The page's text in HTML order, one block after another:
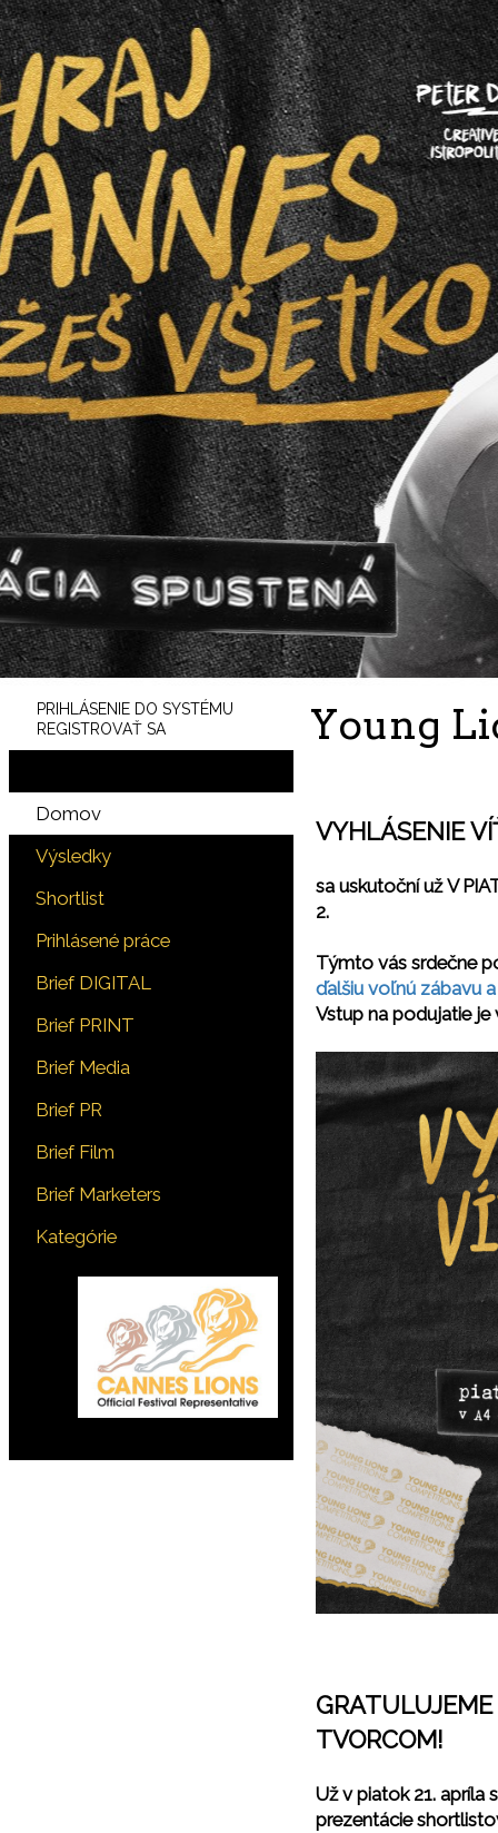
PRIHLÁSENIE DO SYSTÉMU
REGISTROVAŤ SA
Domov
Výsledky
Shortlist
Prihlásené práce
Brief DIGITAL
Brief PRINT
Brief Media
Brief PR
Brief Film
Brief Marketers
Kategórie
Young
VYHLÁSENIE
sa uskutoční už V
2.
Týmto vás srdečne
ďalšiu voľnú zábavu
Vstup na podujatie
TVORCOM!
Užv piatok 21. apríla
prezentácie